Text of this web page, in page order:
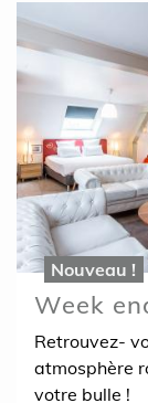
Nouveau !
Week
Retrouvez-
atmosphère
votre bulle !